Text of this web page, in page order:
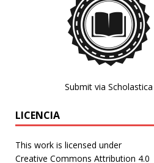
Submit via Scholastica
LICENCIA
This work is licensed under
Creative Commons Attribution 4.0